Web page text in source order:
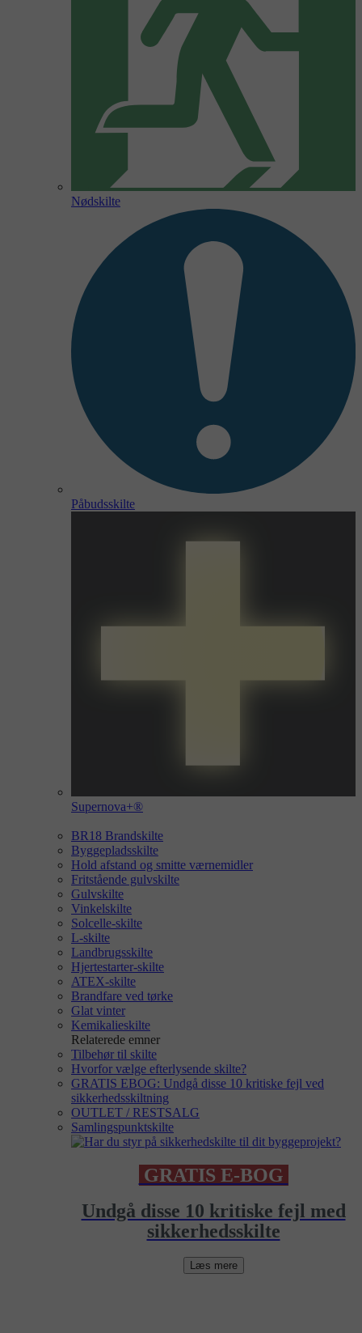
Nødskilte
Påbudsskilte
Supernova+®
BR18 Brandskilte
Byggepladsskilte
Hold afstand og smitte værnemidler
Fritstående gulvskilte
Gulvskilte
Vinkelskilte
Solcelle-skilte
L-skilte
Landbrugsskilte
Hjertestarter-skilte
ATEX-skilte
Brandfare ved tørke
Glat vinter
Kemikalieskilte
Relaterede emner
Tilbehør til skilte
Hvorfor vælge efterlysende skilte?
GRATIS EBOG: Undgå disse 10 kritiske fejl ved
sikkerhedsskiltning
OUTLET / RESTSALG
Samlingspunktskilte
GRATIS E-BOG
Undgå disse 10 kritiske fejl med
sikkerhedsskilte
Læs mere